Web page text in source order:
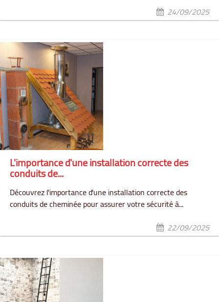
24/09/2025
L'importance d'une installation correcte des
conduits de...
Découvrez l'importance d'une installation correcte des
conduits de cheminée pour assurer votre sécurité à...
22/09/2025